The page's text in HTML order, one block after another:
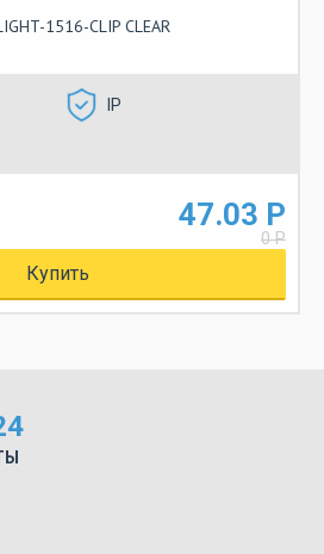
1516-CLIP CLEAR
IP
47.03 Р
0 Р
Купить